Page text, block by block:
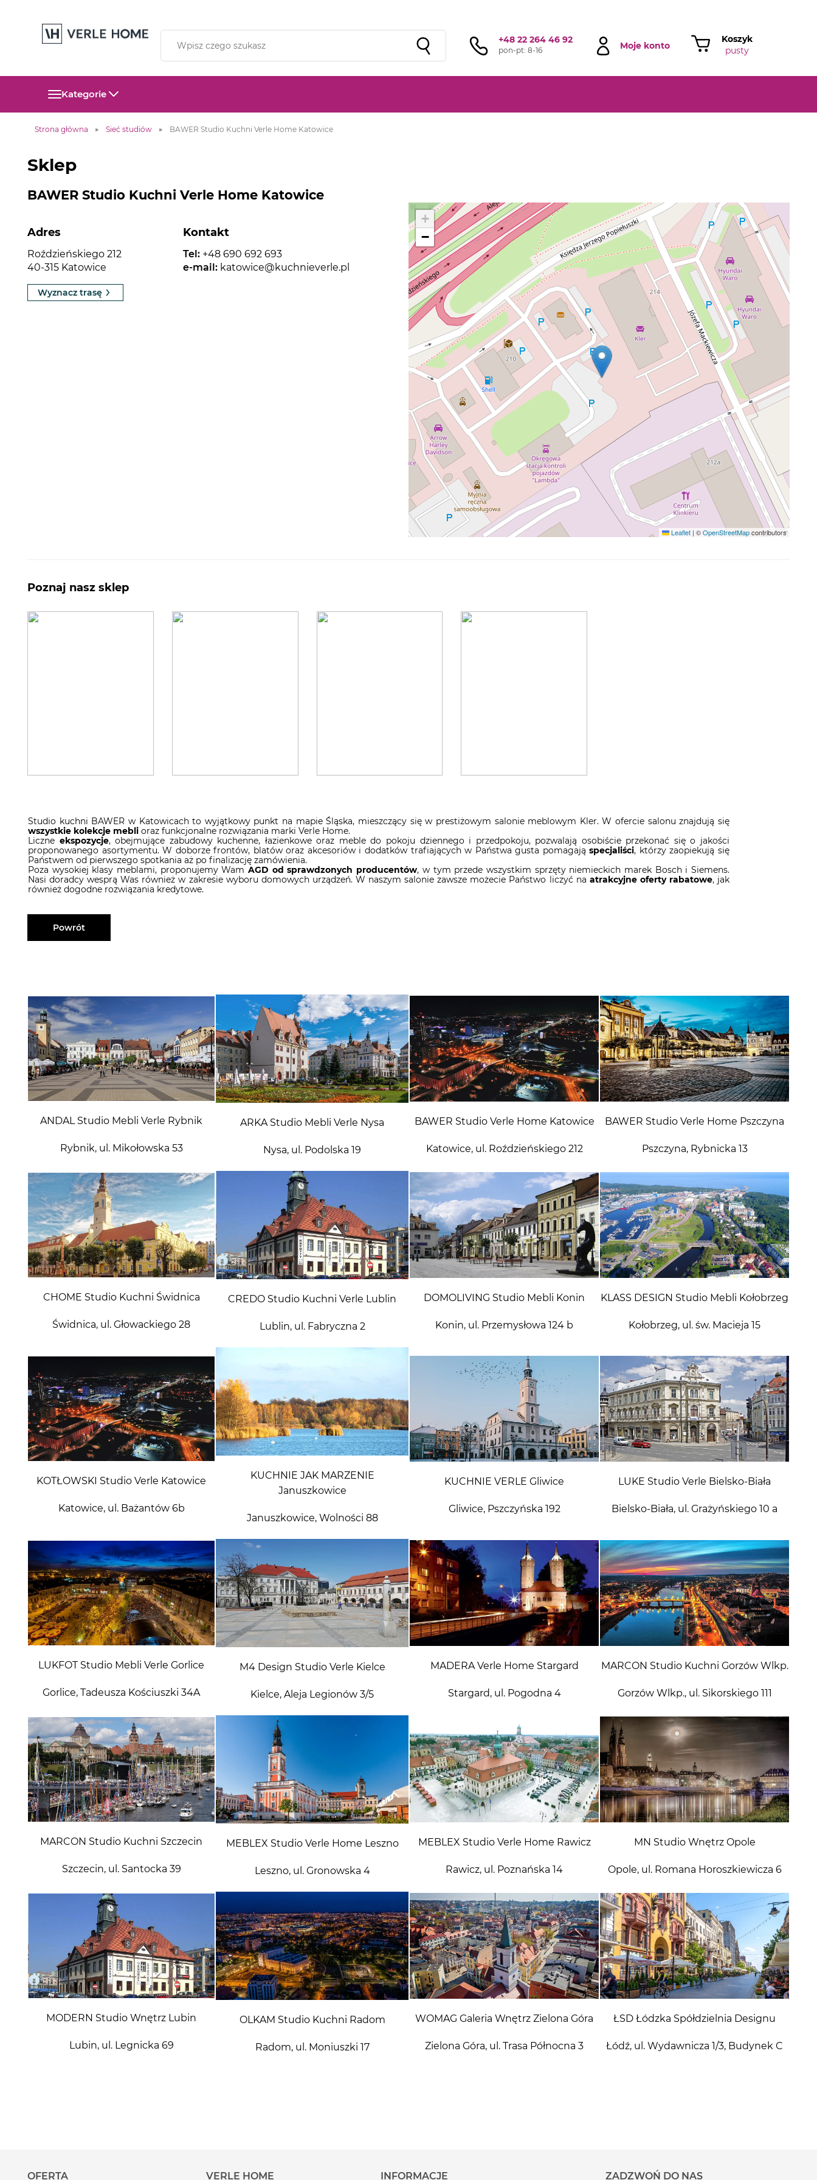
+48 22 264 46 92
pon-pt: 8-16 Moje konto
Koszyk
pusty
Kategorie
Strona główna Sieć studiów BAWER Studio Kuchni Verle Home Katowice
Sklep
BAWER Studio Kuchni Verle Home Katowice
Adres
Roździeńskiego 212
40-315 Katowice
Wyznacz trasę
Kontakt
Tel: +48 690 692 693
e-mail: katowice@kuchnieverle.pl
+
−
Leaflet | ©OpenStreetMapcontributors
Poznaj nasz sklep
Studio kuchni BAWER w Katowicach to wyjątkowy punkt na mapie Śląska, mieszczący się w prestiżowym salonie meblowym Kler. W ofercie salonu znajdują się
wszystkie kolekcje mebli oraz funkcjonalne rozwiązania marki Verle Home.
Liczne ekspozycje, obejmujące zabudowy kuchenne, łazienkowe oraz meble do pokoju dziennego i przedpokoju, pozwalają osobiście przekonać się o jakości
proponowanego asortymentu. W doborze frontów, blatów oraz akcesoriów i dodatków trafiających w Państwa gusta pomagająspecjaliści, którzy zaopiekują się
Państwem od pierwszego spotkania aż po finalizację zamówienia.
Poza wysokiej klasy meblami, proponujemy WamAGD od sprawdzonych producentów, w tym przede wszystkim sprzęty niemieckich marek Bosch i Siemens.
Nasi doradcy wesprą Was również w zakresie wyboru domowych urządzeń. W naszym salonie zawsze możecie Państwo liczyć na atrakcyjne oferty rabatowe, jak
również dogodne rozwiązania kredytowe.
Powrót
ANDAL Studio Mebli Verle Rybnik
Rybnik, ul. Mikołowska 53
ARKA Studio Mebli Verle Nysa
Nysa, ul. Podolska 19
BAWER Studio Verle Home Katowice
Katowice, ul. Roździeńskiego 212
BAWER Studio Verle Home Pszczyna
Pszczyna, Rybnicka 13
CHOME Studio Kuchni Świdnica
Świdnica, ul. Głowackiego 28
CREDO Studio Kuchni Verle Lublin
Lublin, ul. Fabryczna 2
DOMOLIVING Studio Mebli Konin
Konin, ul. Przemysłowa 124 b
KLASS DESIGN Studio Mebli Kołobrzeg
Kołobrzeg, ul. św. Macieja 15
KOTŁOWSKI Studio Verle Katowice
Katowice, ul. Bażantów 6b
KUCHNIE JAK MARZENIE
Januszkowice
Januszkowice, Wolności 88
KUCHNIE VERLE Gliwice
Gliwice, Pszczyńska 192
LUKE Studio Verle Bielsko-Biała
Bielsko-Biała, ul. Grażyńskiego 10 a
LUKFOT Studio Mebli Verle Gorlice
Gorlice, Tadeusza Kościuszki 34A
M4 Design Studio Verle Kielce
Kielce, Aleja Legionów 3/5
MADERA Verle Home Stargard
Stargard, ul. Pogodna 4
MARCON Studio Kuchni Gorzów Wlkp.
Gorzów Wlkp., ul. Sikorskiego 111
MARCON Studio Kuchni Szczecin
Szczecin, ul. Santocka 39
MEBLEX Studio Verle Home Leszno
Leszno, ul. Gronowska 4
MEBLEX Studio Verle Home Rawicz
Rawicz, ul. Poznańska 14
MN Studio Wnętrz Opole
Opole, ul. Romana Horoszkiewicza 6
MODERN Studio Wnętrz Lubin
Lubin, ul. Legnicka 69
OLKAM Studio Kuchni Radom
Radom, ul. Moniuszki 17
WOMAG Galeria Wnętrz Zielona Góra
Zielona Góra, ul. Trasa Północna 3
ŁSD Łódzka Spółdzielnia Designu
Łódź, ul. Wydawnicza 1/3, Budynek C
OFERTA VERLE HOME INFORMACJE ZADZWOŃ DO NAS